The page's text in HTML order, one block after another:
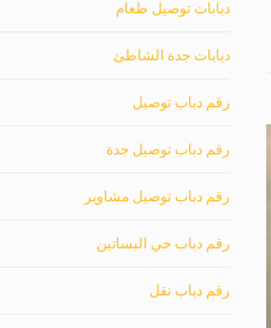
دبابات توصيل طعام
دبابات جدة الشاطئ
رقم دباب توصيل
رقم دباب توصيل جدة
رقم دباب توصيل مشاوير
رقم دباب حي البساتين
رقم دباب نقل